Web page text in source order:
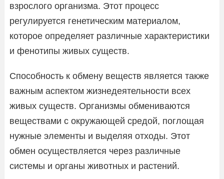
взрослого организма. Этот процесс
регулируется генетическим материалом,
которое определяет различные характеристики
и фенотипы живых существ.
Способность к обмену веществ является также
важным аспектом жизнедеятельности всех
живых существ. Организмы обмениваются
веществами с окружающей средой, поглощая
нужные элементы и выделяя отходы. Этот
обмен осуществляется через различные
системы и органы животных и растений.